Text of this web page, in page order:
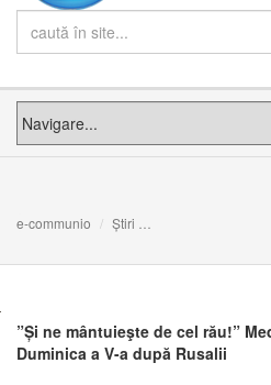
e-communio Știri
”Și ne mântuieşte de cel rău!”
Duminica a V-a după Rusalii